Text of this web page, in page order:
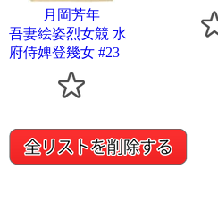
月岡芳年
吾妻絵姿烈女競 水
府侍婢登幾女 #23